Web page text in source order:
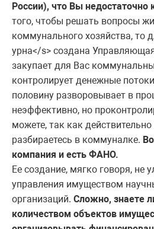
России), что Вы недостаточно
того, чтобы решать вопросы
коммунального хозяйства, то
урна</s> создана
закупает для Вас
контролирует денежные
половину разворовывает в
неэффективно, но
можете, так как
разбираетесь в коммуналке.
компания и есть ФАНО.
Ее создание, мягко говоря, не
управления имуществом
организаций. Сложно, знаете
количеством объектов